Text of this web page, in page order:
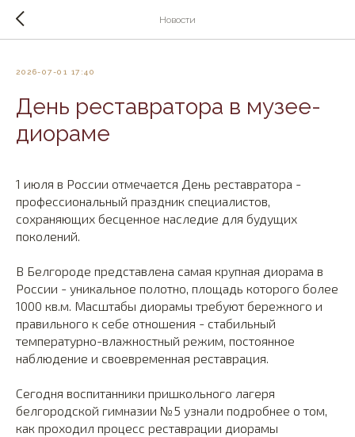
Новости
2026-07-01 17:40
День реставратора в музее-
диораме
1 июля в России отмечается День реставратора -
профессиональный праздник специалистов,
сохраняющих бесценное наследие для будущих
поколений.
В Белгороде представлена самая крупная диорама в
России - уникальное полотно, площадь которого более
1000 кв.м. Масштабы диорамы требуют бережного и
правильного к себе отношения - стабильный
температурно-влажностный режим, постоянное
наблюдение и своевременная реставрация.
Сегодня воспитанники пришкольного лагеря
белгородской гимназии №5 узнали подробнее о том,
как проходил процесс реставрации диорамы